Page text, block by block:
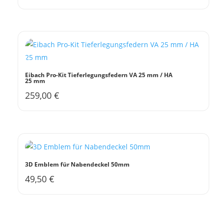
Eibach Pro-Kit Tieferlegungsfedern VA 25 mm / HA
25 mm
259,00€
3D Emblem für Nabendeckel 50mm
49,50€